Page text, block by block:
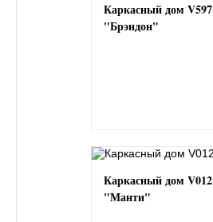
Каркасный дом V597
"Брэндон"
Каркасный дом V012
"Манти"